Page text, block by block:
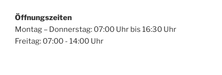
Öffnungszeiten
Montag – Donnerstag: 07:00 Uhr bis 16:30 Uhr
Freitag: 07:00 - 14:00 Uhr